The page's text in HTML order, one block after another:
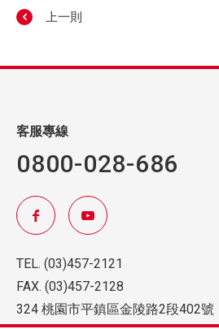
上一則
客服專線
0800-028-686
TEL. (03)457-2121
FAX. (03)457-2128
324 桃園市平鎮區金陵路2段402號